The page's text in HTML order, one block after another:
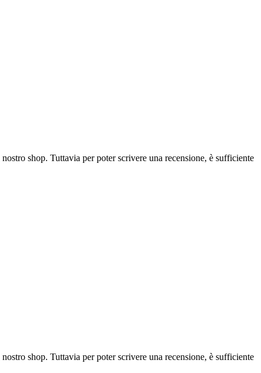
shop. Tuttavia per poter scrivere una recensione, è sufficiente
shop. Tuttavia per poter scrivere una recensione, è sufficiente